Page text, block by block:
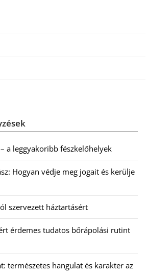
a leggyakoribb fészkelőhelyek
Hogyan védje meg jogait és kerülje
szervezett háztartásért
érdemes tudatos bőrápolási rutint
természetes hangulat és karakter az